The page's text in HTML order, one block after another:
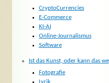
CryptoCurrencies
E-Commerce
KI-AI
Online-Journalismus
Software
Ist das Kunst, oder kann das
Fotografie